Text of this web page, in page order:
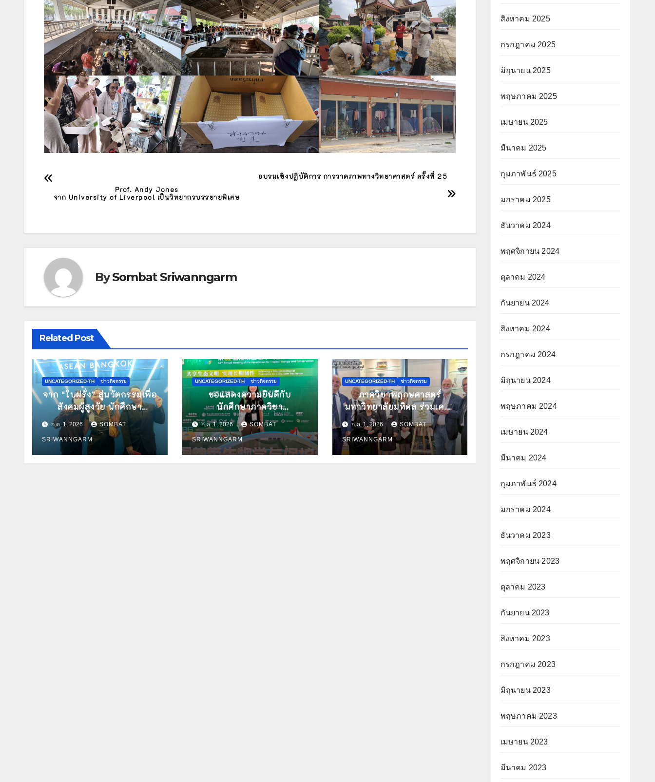
แนะแนว
เรื่อง
อบรมเชิงปฏิบัติการ การวาดภาพทางวิทยาศาสตร์ ครั้งที่ 25
Prof. Andy Jones
จาก University of Liverpool เป็นวิทยากรบรรยายพิเศษ
BySombat Sriwanngarm
Related Post
UNCATEGORIZED-TH ข่าวกิจกรรม
จาก “ใบฝรั่ง” สู่นวัตกรรมเพื่อ
สังคมผู้สูงวัย นักศึกษา
มหาวิทยาลัยมหิดลก้าวสู่เวที
Pitching ระดับนานาชาติ ใน
งาน World Spa & Well-
being Congress 2026
ก.ค. 1, 2026 SOMBAT
SRIWANNGARM
UNCATEGORIZED-TH ข่าวกิจกรรม
ขอแสดงความยินดีกับ
นักศึกษาภาควิชา
พฤกษศาสตร์ มหาวิทยาลัย
มหิดล ได้รับคัดเลือกนำเสนอ
ผลงานวิจัยในการประชุม
วิชาการนานาชาติ ATBC
ก.ค. 1, 2026 SOMBAT
SRIWANNGARM
UNCATEGORIZED-TH ข่าวกิจกรรม
ภาควิชาพฤกษศาสตร์
มหาวิทยาลัยมหิดล ร่วมเครือ
ข่ายวิทย์สานศิลป์ ถ่ายทอด
คุณค่ากล้วยไม้ไทยผ่านงาน
ศิลปะ ในนิทรรศการ
“กล้วยไม้แห่งสยามนามไซเดน
ก.ค. 1, 2026 SOMBAT
SRIWANNGARM
สิงหาคม 2025
กรกฎาคม 2025
มิถุนายน 2025
พฤษภาคม 2025
เมษายน 2025
มีนาคม 2025
กุมภาพันธ์ 2025
มกราคม 2025
ธันวาคม 2024
พฤศจิกายน 2024
ตุลาคม 2024
กันยายน 2024
สิงหาคม 2024
กรกฎาคม 2024
มิถุนายน 2024
พฤษภาคม 2024
เมษายน 2024
มีนาคม 2024
กุมภาพันธ์ 2024
มกราคม 2024
ธันวาคม 2023
พฤศจิกายน 2023
ตุลาคม 2023
กันยายน 2023
สิงหาคม 2023
กรกฎาคม 2023
มิถุนายน 2023
พฤษภาคม 2023
เมษายน 2023
มีนาคม 2023